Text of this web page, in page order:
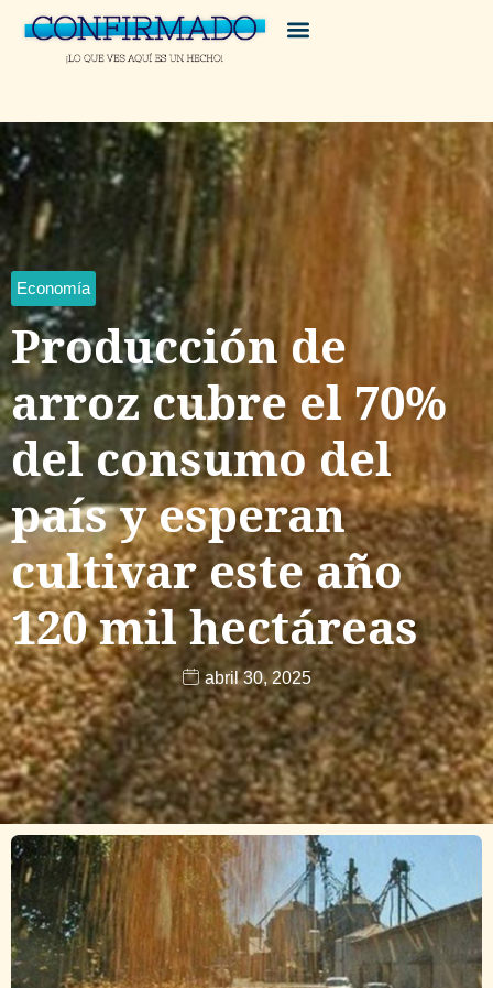
Economía
Producción de
arroz cubre el 70%
del consumo del
país y esperan
cultivar este año
120 mil hectáreas
abril 30, 2025